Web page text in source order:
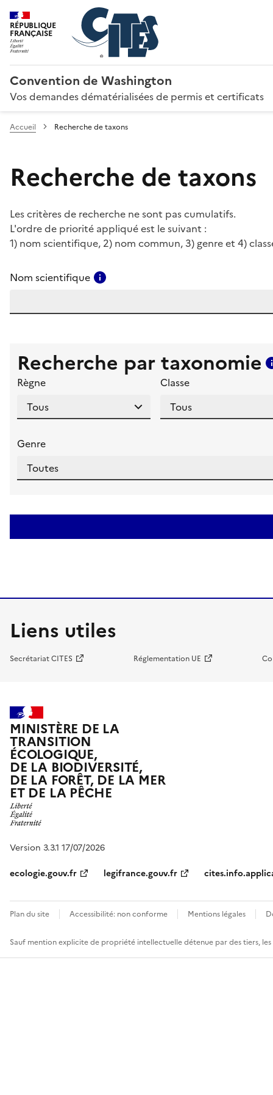
RÉPUBLIQUE
FRANÇAISE
Convention de Washington
Vos demandes dématérialisées de permis et certificats
Accueil Recherche de taxons
Recherche de taxons
Les critères de recherche ne sont pas cumulatifs.
L'ordre de priorité appliqué est le suivant :
1) nom scientifique, 2) nom commun, 3) genre et 4)
Nom scientifique
Recherche par taxonomie
Règne Classe
Genre
Liens utiles
Secrétariat CITES Réglementation UE
MINISTÈRE DE LA
TRANSITION
ÉCOLOGIQUE,
DE LA BIODIVERSITÉ,
DE LA FORÊT, DE LA MER
ET DE LA PÊCHE
Version 3.3.1 17/07/2026
ecologie.gouv.fr
legifrance.gouv.fr
Plan du site Accessibilité: non conforme Mentions légales
Sauf mention explicite de propriété intellectuelle détenue par des tiers,